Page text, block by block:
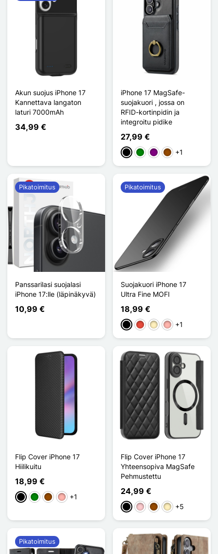
Akun suojus iPhone 17
Kannettava langaton
laturi 7000mAh
34,99 €
iPhone 17 MagSafe-
suojakuori , jossa on
RFID-kortinpidin ja
integroitu pidike
27,99 €
MustaVihreäVioletRuskea
+1
Panssarilasi suojalasi
iPhone 17:lle (läpinäkyvä)
10,99 €
Pikatoimitus
Suojakuori iPhone 17
Ultra Fine MOFI
18,99 €
MustaPunainen
DoréOr Rose
+1
Pikatoimitus
Flip Cover iPhone 17
Hiilikuitu
18,99 €
MustaVihreäRuskeaOr Rose
+1
Flip Cover iPhone 17
Yhteensopiva MagSafe
Pehmustettu
24,99 €
MustaPinkkiRuskea
Doré+5
Pikatoimitus